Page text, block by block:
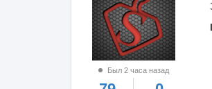
Был 2 часа назад